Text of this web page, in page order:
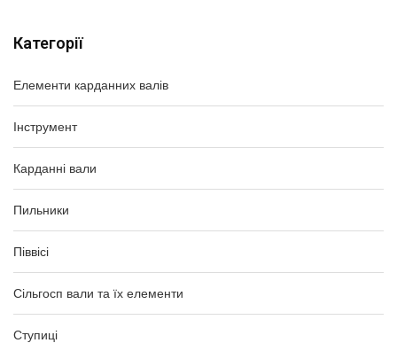
Категорії
Елементи карданних валів
Інструмент
Карданні вали
Пильники
Піввісі
Сільгосп вали та їх елементи
Ступиці